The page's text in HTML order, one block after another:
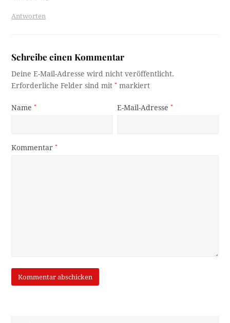
Antworten
Schreibe einen Kommentar
Deine E-Mail-Adresse wird nicht veröffentlicht.
Erforderliche Felder sind mit* markiert
Name* E-Mail-Adresse*
Kommentar*